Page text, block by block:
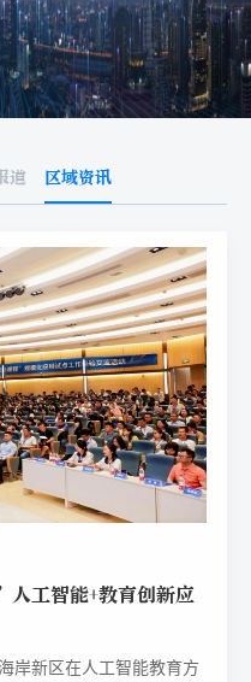
道 区域资讯
工智能+教育创新应
岸新区在人工智能教育方